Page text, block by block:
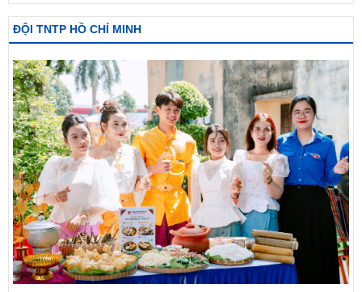
ĐỘI TNTP HỒ CHÍ MINH